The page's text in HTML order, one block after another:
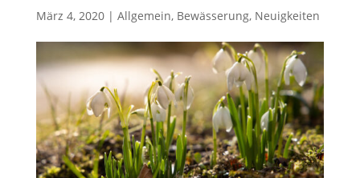
März 4, 2020| Allgemein, Bewässerung, Neuigkeiten